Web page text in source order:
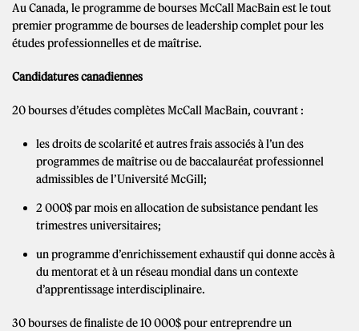
Au Canada, le programme de bourses McCall MacBain est le tout
premier programme de bourses de leadership complet pour les
études professionnelles et de maîtrise.
Candidatures canadiennes
20 bourses d’études complètes McCall MacBain, couvrant :
les droits de scolarité et autres frais associés à l’un des
programmes de maîtrise ou de baccalauréat professionnel
admissibles de l’Université McGill;
2 000$ par mois en allocation de subsistance pendant les
trimestres universitaires;
un programme d’enrichissement exhaustif qui donne accès à
du mentorat et à un réseau mondial dans un contexte
d’apprentissage interdisciplinaire.
30 bourses de finaliste de 10 000$ pour entreprendre un